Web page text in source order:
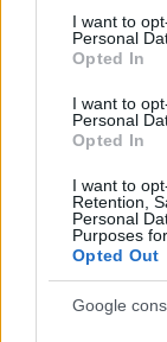
consent section.
I want to
Personal
Opted In
I want to
Personal
Opted In
I want to
Retention,
Personal
Purposes
Opted Out
Google